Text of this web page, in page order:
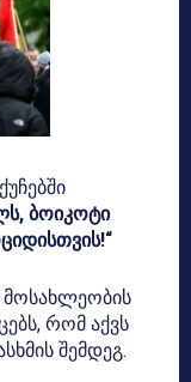
ბოიკოტი
რომ აქვს
შემდეგ.